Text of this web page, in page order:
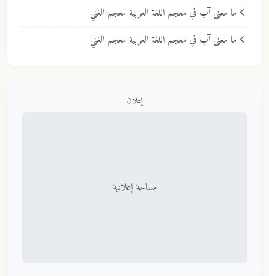
ما معنىآب في معجم اللغة العربية معجم الغني
ما معنىآب في معجم اللغة العربية معجم الغني
إعلان
مساحة إعلانية